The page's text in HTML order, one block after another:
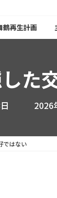
鶴再生計画
た
最
終
日
2026
ではない